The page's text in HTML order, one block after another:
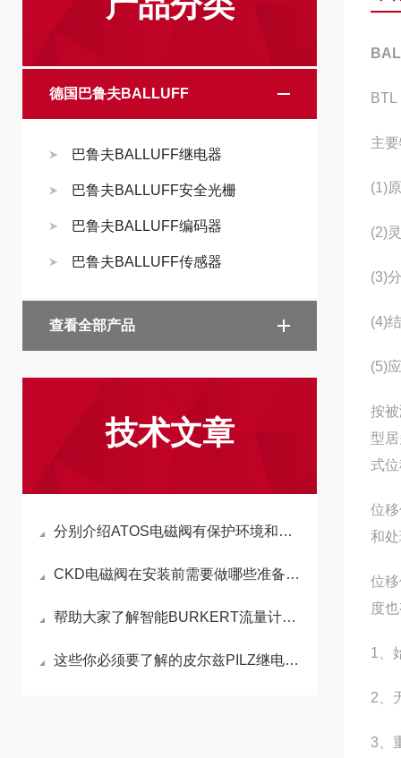
德国巴鲁夫BALLUFF
巴鲁夫BALLUFF继电器
巴鲁夫BALLUFF安全光栅
巴鲁夫BALLUFF编码器
巴鲁夫BALLUFF传感器
查看全部产品
技术文章
分别介绍ATOS电磁阀有保护环境和节约能源的作用
CKD电磁阀在安装前需要做哪些准备工作？
帮助大家了解智能BURKERT流量计有什么样的特性
这些你必须要了解的皮尔兹PILZ继电器的常见故障处理
主
(1)
(2)
(3)
(4)
(5)
按
型
式
位
和
位
度
1、
2、
3、